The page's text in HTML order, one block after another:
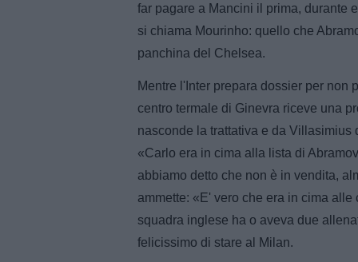
far pagare a Mancini il prima, durante
si chiama Mourinho: quello che
panchina del Chelsea.
Mentre l'Inter prepara dossier per non
centro termale di Ginevra riceve una
nasconde la trattativa e da Villasimius
«Carlo era in cima alla lista di
abbiamo detto che non è in vendita,
ammette: «E' vero che era in cima
squadra inglese ha o aveva due
felicissimo di stare al Milan.